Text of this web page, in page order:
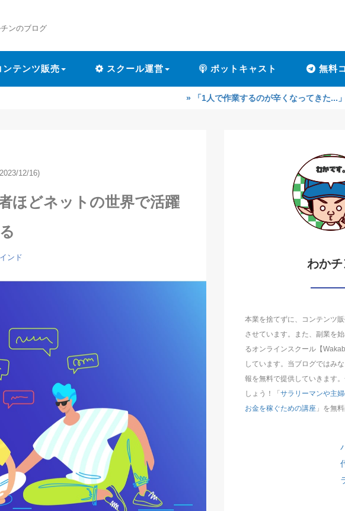
ンのブログ
ンテンツ販売 スクール運営 ポットキャスト 無料
» 「1人で作業するのが辛くなってきた...」そんな時は、
12/16)
ほどネットの世界で活躍
ンド わかチ
本業を捨てずに、コンテンツ
させています。また、副業を
るオンラインスクール【
しています。当ブログではみ
報を無料で提供していきます
しょう！「 サラリーマンや主
お金を稼ぐための講座 」を無